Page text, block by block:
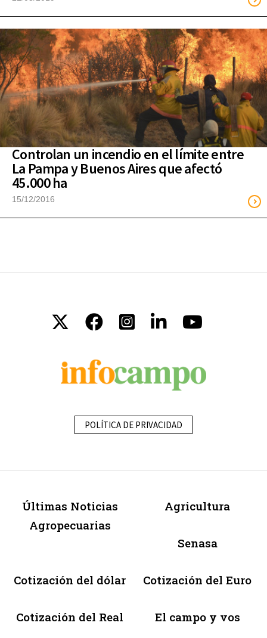
Controlan un incendio en el límite entre
La Pampa y Buenos Aires que afectó
45.000 ha
15/12/2016
POLÍTICA DE PRIVACIDAD
Últimas Noticias
Agropecuarias
Agricultura
Senasa
Cotización del dólar Cotización del Euro
Cotización del Real El campo y vos